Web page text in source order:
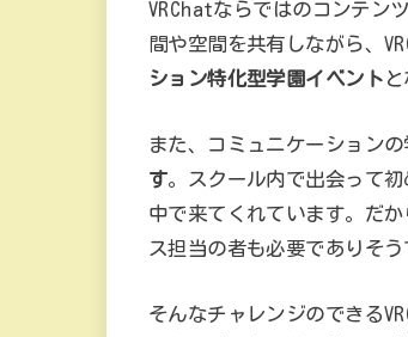
VRChatならではのコンテン
間や空間を共有しながら、
ション特化型学園イベント
また、コミュニケーションの
す。スクール内で出会って
中で来てくれています。だ
ス担当の者も必要でありそ
そんなチャレンジのできる